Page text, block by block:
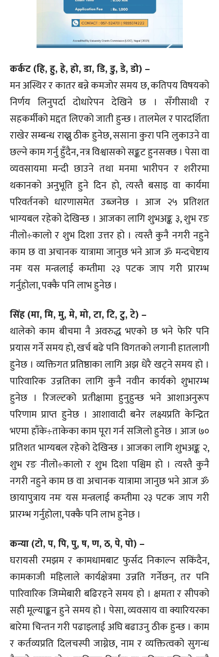
कर्कट (हि, हु, हे, हो, डा, डि, डु, डे, डो) –
मन अस्थिर र कातर बन्ने कमजोर समय छ, कतिपय विषयको
निर्णय लिनुपर्दा दोधारेपन देखिने छ । सँगीसाथी र
सहकर्मीको मद्दत लिएको जाती हुन्छ । तालमेल र पारदर्शिता
राखेर सम्बन्ध राख्नु ठीक हुनेछ, ससाना कुरा पनि लुकाउने वा
छल्ने काम गर्नु हुँदैन, नत्र विश्वासको सङ्कट हुनसक्छ । पेसा वा
व्यवसायमा मन्दी छाउने तथा मनमा भारीपन र शरीरमा
थकानको अनुभूति हुने दिन हो, त्यस्तै बसाइ वा कार्यमा
परिवर्तनको धारणासमेत उब्जनेछ । आज २५ प्रतिशत
भाग्यबल रहेको देखिन्छ । आजका लागि शुभअङ्क ३, शुभ रङ
नीलो÷कालो र शुभ दिशा उत्तर हो । त्यस्तै कुनै नगरी नहुने
काम छ वा अचानक यात्रामा जानुछ भने आज ॐ मन्दचेष्टाय
नमः यस मन्त्रलाई कम्तीमा २३ पटक जाप गरी प्रारम्भ
गर्नुहोला, पक्कै पनि लाभ हुनेछ ।
सिंह (मा, मि, मु, मे, मो, टा, टि, टु, टे) –
थालेको काम बीचमा नै अवरुद्ध भएको छ भने फेरि पनि
प्रयास गर्ने समय हो, खर्च बढे पनि विगतको लगानी हातलागी
हुनेछ । व्यक्तिगत प्रतिष्ठाका लागि अझ धेरै खट्ने समय हो ।
पारिवारिक उन्नतिका लागि कुनै नवीन कार्यको शुभारम्भ
हुनेछ । रिजल्टको प्रतीक्षामा हुनुहुन्छ भने आशाअनुरूप
परिणाम प्राप्त हुनेछ । आशावादी बनेर लक्ष्यप्रति केन्द्रित
भएमा हाँके÷ताकेका काम पूरा गर्न सजिलो हुनेछ । आज ७०
प्रतिशत भाग्यबल रहेको देखिन्छ । आजका लागि शुभअङ्क २,
शुभ रङ नीलो÷कालो र शुभ दिशा पश्चिम हो । त्यस्तै कुनै
नगरी नहुने काम छ वा अचानक यात्रामा जानुछ भने आज ॐ
छायापुत्राय नमः यस मन्त्रलाई कम्तीमा २३ पटक जाप गरी
प्रारम्भ गर्नुहोला, पक्कै पनि लाभ हुनेछ ।
कन्या (टो, प, पि, पु, ष, ण, ठ, पे, पो) –
घरायसी रमझम र कामधामबाट फुर्सद निकाल्न सकिंदैन,
कामकाजी महिलाले कार्यक्षेत्रमा उन्नति गर्नेछन्, तर पनि
पारिवारिक जिम्मेबारी बढिरहने समय हो । क्षमता र सीपको
सही मूल्याङ्कन हुने समय हो । पेसा, व्यवसाय वा क्यारियरका
बारेमा चिन्तन गरी पढाइलाई अघि बढाउनु ठीक हुन्छ । काम
र कर्तव्यप्रति दिलचस्पी जाग्नेछ, नाम र व्यक्तित्वको सुगन्ध